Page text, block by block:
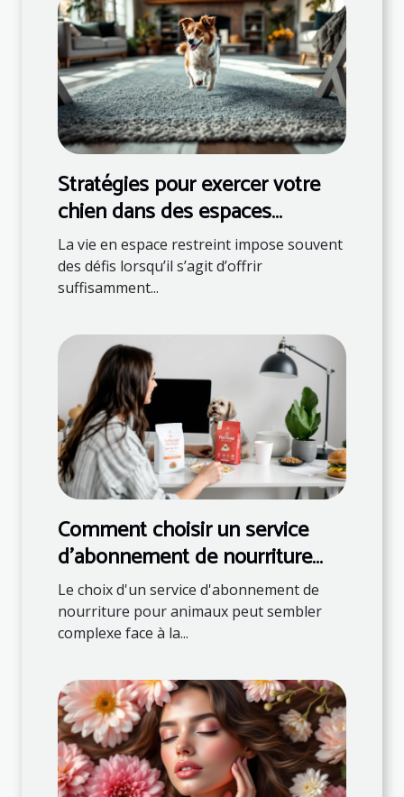
Stratégies pour exercer votre
chien dans des espaces
restreints
La vie en espace restreint impose souvent
des défis lorsqu’il s’agit d’offrir
suffisamment...
Comment choisir un service
d'abonnement de nourriture
pour animaux ?
Le choix d'un service d'abonnement de
nourriture pour animaux peut sembler
complexe face à la...